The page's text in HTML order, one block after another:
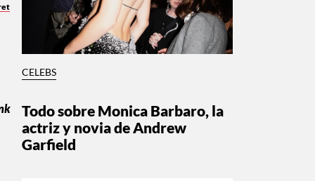
CELEBS
Todo sobre Monica Barbaro, la
actriz y novia de Andrew
Garfield